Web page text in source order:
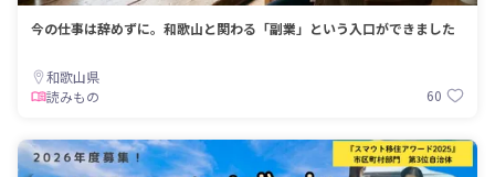
今の仕事は辞めずに。和歌山と関わる「副業」という入口ができました
和歌山県
読みもの
60